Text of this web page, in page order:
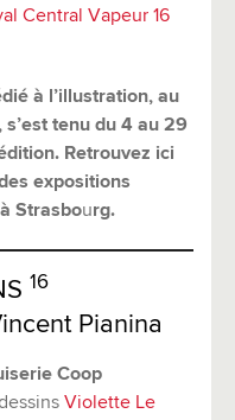
Central Vapeur 16
à l’illustration, au
tenu du 4 au 29
Retrouvez ici
expositions
Strasbourg.
16
Pianina
Coop
Violette Le